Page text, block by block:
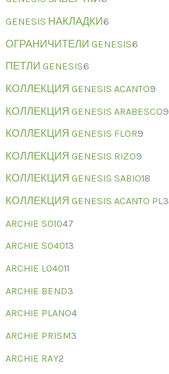
GENESIS НАКЛАДКИ6
ОГРАНИЧИТЕЛИ GENESIS6
ПЕТЛИ GENESIS6
КОЛЛЕКЦИЯ GENESIS ACANTO9
КОЛЛЕКЦИЯ GENESIS ARABESCO9
КОЛЛЕКЦИЯ GENESIS FLOR9
КОЛЛЕКЦИЯ GENESIS RIZO9
КОЛЛЕКЦИЯ GENESIS SABIO18
КОЛЛЕКЦИЯ GENESIS ACANTO PL3
ARCHIE S01047
ARCHIE S04013
ARCHIE L04011
ARCHIE BEND3
ARCHIE PLANO4
ARCHIE PRISM3
ARCHIE RAY2